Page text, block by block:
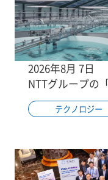
2026年8月 7日
NTTグループの
テクノロジー